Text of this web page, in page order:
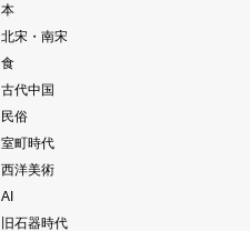
本
北宋・南宋
食
古代中国
民俗
室町時代
西洋美術
AI
旧石器時代